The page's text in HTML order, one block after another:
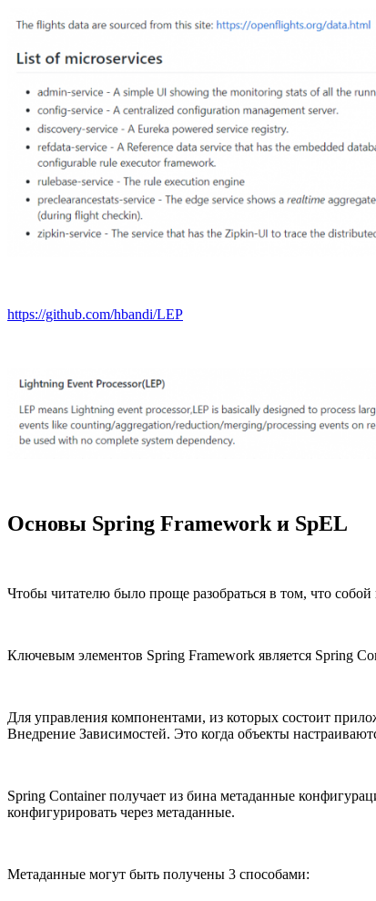
https://github.com/hbandi/LEP
Основы Spring Framework и SpEL
Чтобы читателю было проще разобраться в том, что
Ключевым элементов Spring Framework является Spring
Для управления компонентами, из которых состоит
Внедрение Зависимостей. Это когда объекты
Spring Container получает из бина метаданные
конфигурировать через метаданные.
Метаданные могут быть получены 3 способами: